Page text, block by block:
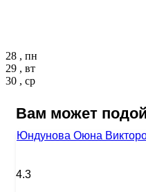
28 , пн
29 , вт
30 , ср
Вам может
Юндунова Оюна
4.3